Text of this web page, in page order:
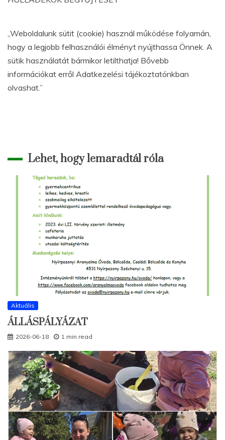
„Weboldalunk sütit (cookie) használ működése folyamán,
hogy a legjobb felhasználói élményt nyújthassa Önnek. A
sütik használatát bármikor letilthatja! Bővebb
információkat erről Adatkezelési tájékoztatónkban
olvashat.”
Lehet, hogy lemaradtál róla
Aktuális
ÁLLÁSPÁLYÁZAT
2026-06-18 1 min read